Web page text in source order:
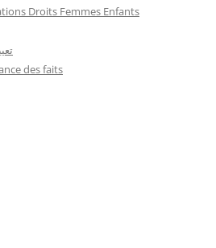
Droits Femmes Enfants
des faits